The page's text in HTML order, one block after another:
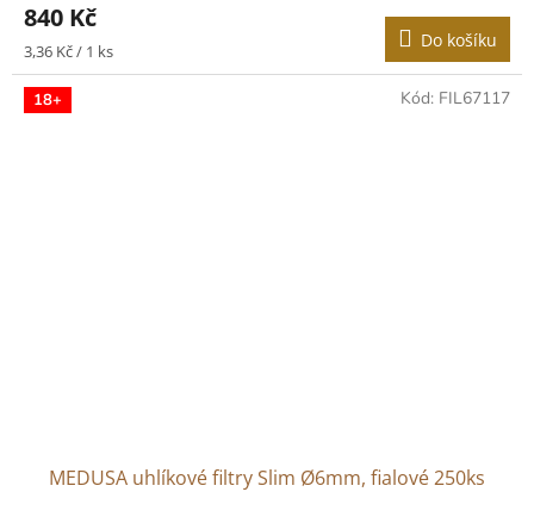
840 Kč
Měrná
cena:
3,36 Kč / 1 ks Do košíku
18+
MEDUSA uhlíkové filtry Slim Ø6mm, fialové 250ks
Kód: FIL67117